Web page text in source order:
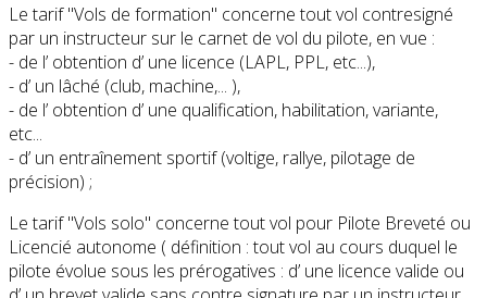
Le tarif "Vols de formation" concerne tout vol contresigné
par un instructeur sur le carnet de vol du pilote, en vue :
- de l’ obtention d’ une licence (LAPL, PPL, etc...),
- d’ un lâché (club, machine,... ),
- de l’ obtention d’ une qualification, habilitation, variante,
etc...
- d’ un entraînement sportif (voltige, rallye, pilotage de
précision) ;
Le tarif "Vols solo" concerne tout vol pour Pilote Breveté ou
Licencié autonome ( définition : tout vol au cours duquel le
pilote évolue sous les prérogatives : d’ une licence valide ou